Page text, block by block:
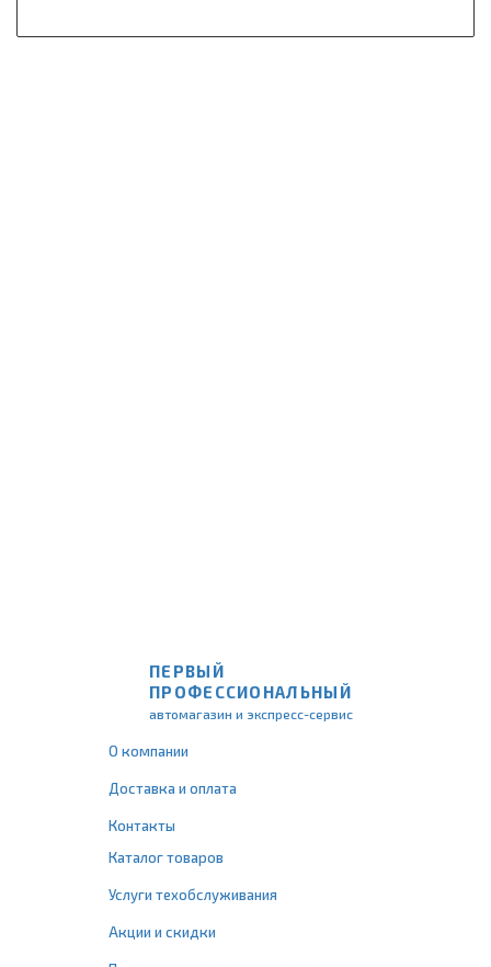
ПЕРВЫЙ
ПРОФЕССИОНАЛЬНЫЙ
автомагазин и экспресс-сервис
О компании
Доставка и оплата
Контакты
Каталог товаров
Услуги техобслуживания
Акции и скидки